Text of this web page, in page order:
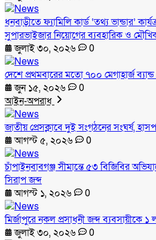
ধনবাড়ীতে ফ্যামিলি কার্ড ‘তথ্য ভান্ডার’
সুপারভাইজার নিয়োগের ব্যবহারিক ও
জুলাই ৩০, ২০২৬
0
দেশে প্রথমবারের মতো ৭০০ মেগাহার্জ
জুন ১৫, ২০২৬
0
আইন-অপরাধ
জাতীয় প্রেসক্লাবে দুই সংগঠনের সংঘর্ষ,
আগস্ট ৫, ২০২৬
0
চাঁপাইনবাবগঞ্জ সীমান্তে ৫৩ বিজিবির
সিরাপ জব্দ
আগস্ট ১, ২০২৬
0
মির্জাপুরে নকল প্রসাধনী জব্দ ব্যবসায়ীকে ১
জুলাই ৩০, ২০২৬
0